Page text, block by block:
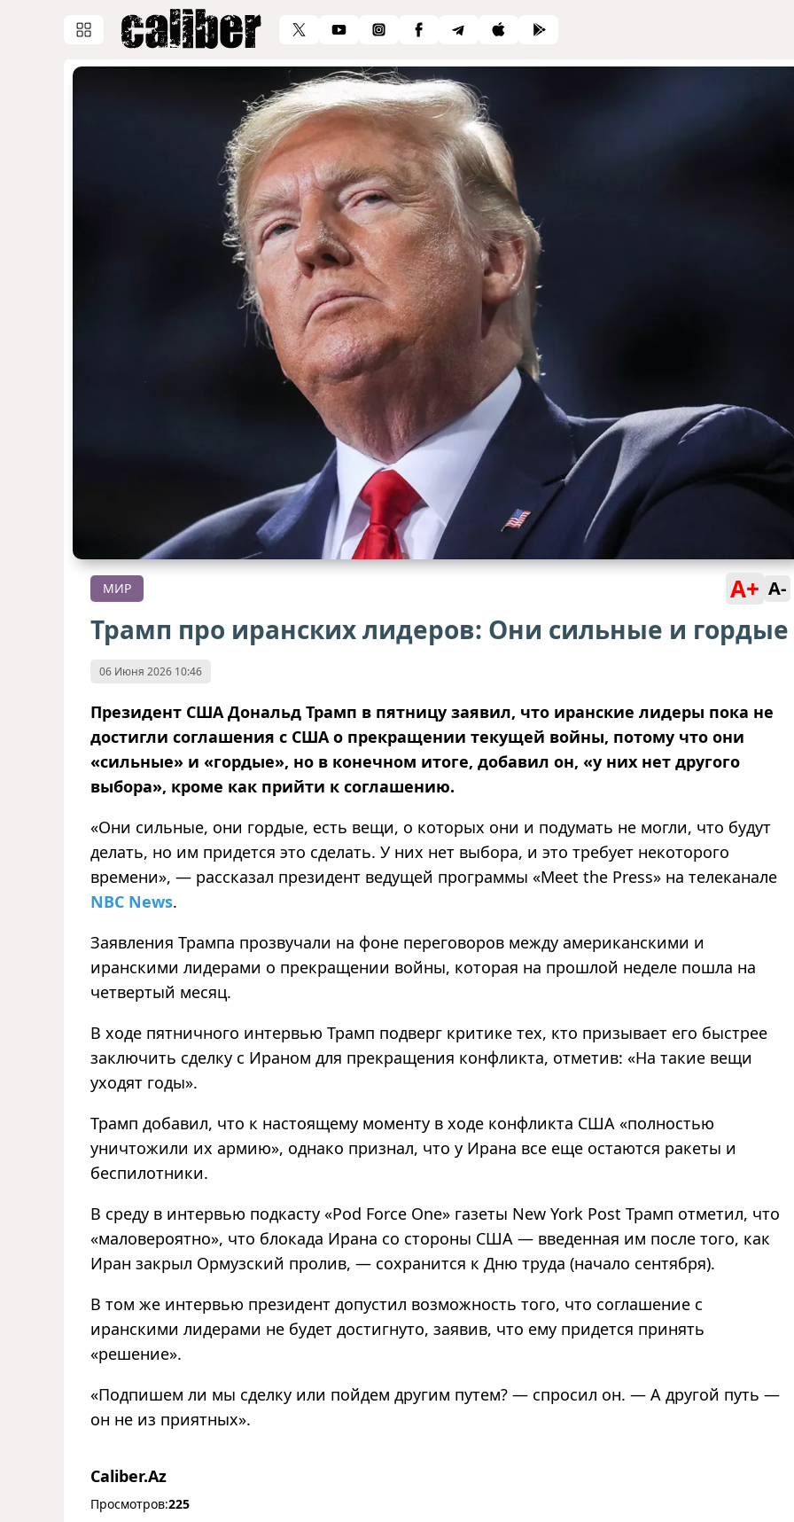
МИР A+ A-
Трамп про иранских лидеров: Они сильные и гордые
06 Июня 2026 10:46
Президент США Дональд Трамп в пятницу заявил, что иранские лидеры пока не
достигли соглашения с США о прекращении текущей войны, потому что они
«сильные» и «гордые», но в конечном итоге, добавил он, «у них нет другого
выбора», кроме как прийти к соглашению.
«Они сильные, они гордые, есть вещи, о которых они и подумать не могли, что будут
делать, но им придется это сделать. У них нет выбора, и это требует некоторого
времени», — рассказал президент ведущей программы «Meet the Press» на телеканале
NBC News.
Заявления Трампа прозвучали на фоне переговоров между американскими и
иранскими лидерами о прекращении войны, которая на прошлой неделе пошла на
четвертый месяц.
В ходе пятничного интервью Трамп подверг критике тех, кто призывает его быстрее
заключить сделку с Ираном для прекращения конфликта, отметив: «На такие вещи
уходят годы».
Трамп добавил, что к настоящему моменту в ходе конфликта США «полностью
уничтожили их армию», однако признал, что у Ирана все еще остаются ракеты и
беспилотники.
В среду в интервью подкасту «Pod Force One» газеты New York Post Трамп отметил, что
«маловероятно», что блокада Ирана со стороны США — введенная им после того, как
Иран закрыл Ормузский пролив, — сохранится к Дню труда (начало сентября).
В том же интервью президент допустил возможность того, что соглашение с
иранскими лидерами не будет достигнуто, заявив, что ему придется принять
«решение».
«Подпишем ли мы сделку или пойдем другим путем? — спросил он. — А другой путь —
он не из приятных».
Caliber.Az
Просмотров:225